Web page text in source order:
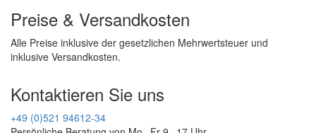
Preise & Versandkosten
Alle Preise inklusive der gesetzlichen Mehrwertsteuer und
inklusive Versandkosten.
Kontaktieren Sie uns
+49 (0)521 94612-34